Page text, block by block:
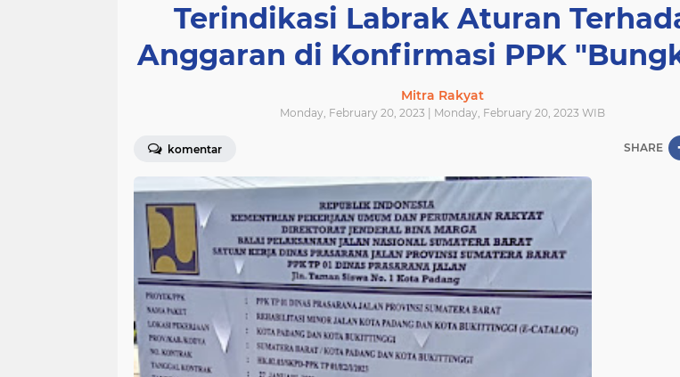
Terindikasi Labrak Aturan
Anggaran di Konfirmasi PPK
Mitra Rakyat
Monday, February 20, 2023 | Monday, February 20, 2023 WIB
komentar SHARE